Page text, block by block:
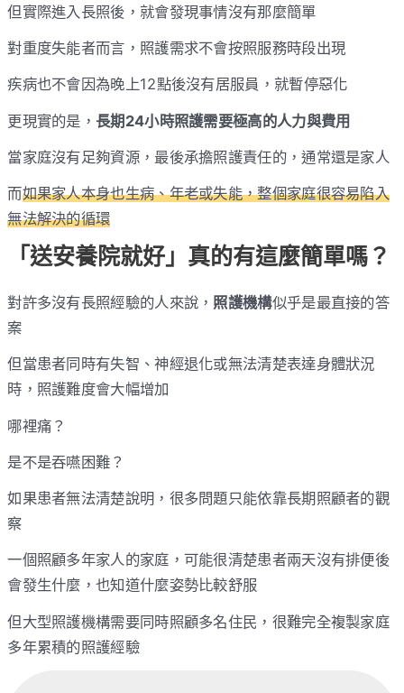
但實際進入長照後，就會發現事情沒有那麼簡單
對重度失能者而言，照護需求不會按照服務時段出現
疾病也不會因為晚上12點後沒有居服員，就暫停惡化
更現實的是，長期24小時照護需要極高的人力與費用
當家庭沒有足夠資源，最後承擔照護責任的，通常還是家人
而如果家人本身也生病、年老或失能，整個家庭很容易陷入
無法解決的循環
「送安養院就好」真的有這麼簡單嗎？
對許多沒有長照經驗的人來說， 照護機構似乎是最直接的答
案
但當患者同時有失智、神經退化或無法清楚表達身體狀況
時，照護難度會大幅增加
哪裡痛？
是不是吞嚥困難？
如果患者無法清楚說明，很多問題只能依靠長期照顧者的觀
察
一個照顧多年家人的家庭，可能很清楚患者兩天沒有排便後
會發生什麼，也知道什麼姿勢比較舒服
但大型照護機構需要同時照顧多名住民，很難完全複製家庭
多年累積的照護經驗